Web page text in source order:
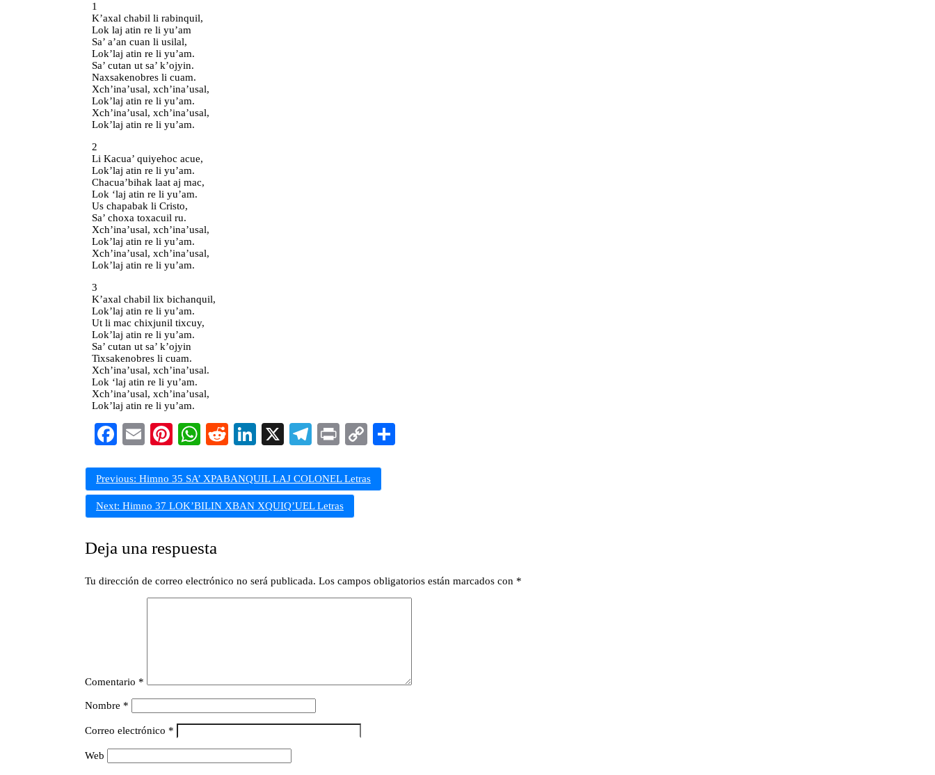
1
K’axal chabil li rabinquil,
Lok laj atin re li yu’am
Sa’ a’an cuan li usilal,
Lok’laj atin re li yu’am.
Sa’ cutan ut sa’ k’ojyin.
Naxsakenobres li cuam.
Xch’ina’usal, xch’ina’usal,
Lok’laj atin re li yu’am.
Xch’ina’usal, xch’ina’usal,
Lok’laj atin re li yu’am.
2
Li Kacua’ quiyehoc acue,
Lok’laj atin re li yu’am.
Chacua’bihak laat aj mac,
Lok ‘laj atin re li yu’am.
Us chapabak li Cristo,
Sa’ choxa toxacuil ru.
Xch’ina’usal, xch’ina’usal,
Lok’laj atin re li yu’am.
Xch’ina’usal, xch’ina’usal,
Lok’laj atin re li yu’am.
3
K’axal chabil lix bichanquil,
Lok’laj atin re li yu’am.
Ut li mac chixjunil tixcuy,
Lok’laj atin re li yu’am.
Sa’ cutan ut sa’ k’ojyin
Tixsakenobres li cuam.
Xch’ina’usal, xch’ina’usal.
Lok ‘laj atin re li yu’am.
Xch’ina’usal, xch’ina’usal,
Lok’laj atin re li yu’am.
Facebook
EmailPinterest
WhatsApp
RedditLinkedIn
X Telegram
PrintCopy
Navegación
de
entradas
Previous: Himno 35 SA’ XPABANQUIL LAJ COLONEL Letras
Next: Himno 37 LOK’BILIN XBAN XQUIQ’UEL Letras
Deja una respuesta
Tu dirección de correo electrónico no será publicada. Los campos obligatorios están marcados con *
Comentario *
Nombre *
Correo electrónico *
Web